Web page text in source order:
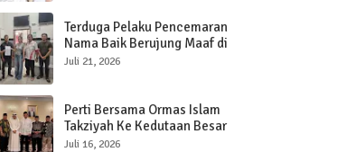
Terduga Pelaku Pencemaran
Nama Baik Berujung Maaf di
Polres Sibolga
Juli 21, 2026
Perti Bersama Ormas Islam
Takziyah Ke Kedutaan Besar
Qatar
Juli 16, 2026